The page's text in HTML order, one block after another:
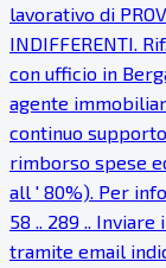
lavorativo di
INDIFFERENTI.
con ufficio in
agente
continuo
rimborso spese
all ' 80%). Per
58 .. 289 ..
tramite email